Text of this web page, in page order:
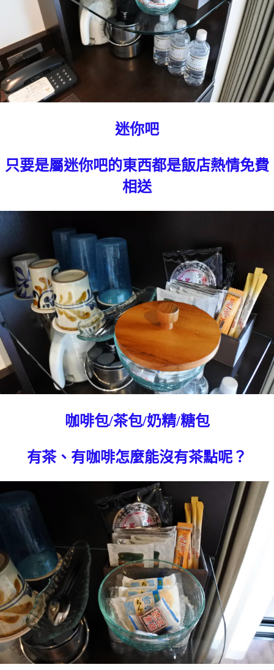
迷你吧
只要是屬迷你吧的東西都是飯店熱情免費
相送
咖啡包/茶包/奶精/糖包
有茶、有咖啡怎麼能沒有茶點呢？